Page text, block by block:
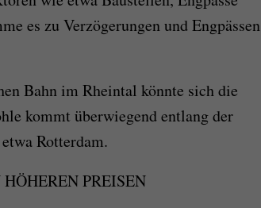
es zu Verzögerungen und Engpässen
Bahn im Rheintal könnte sich die
kommt überwiegend entlang der
Rotterdam.
PREISEN